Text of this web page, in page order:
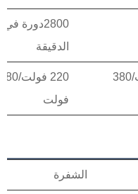
2800دورة في
الدقيقة
220 فولت/380
220 فولت/380
فولت
الشفرة